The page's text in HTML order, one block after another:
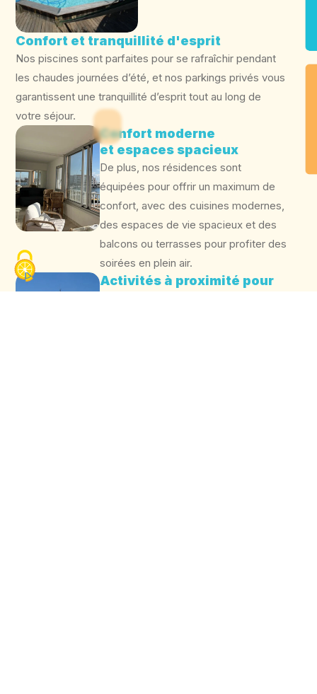
Confort et tranquillité d'esprit
Nos piscines sont parfaites pour se rafraîchir pendant
les chaudes journées d’été, et nos parkings privés vous
garantissent une tranquillité d’esprit tout au long de
votre séjour.
Confort moderne
et espaces spacieux
De plus, nos résidences sont
équipées pour offrir un maximum de
confort, avec des cuisines modernes,
des espaces de vie spacieux et des
balcons ou terrasses pour profiter des
soirées en plein air.
Activités à proximité pour